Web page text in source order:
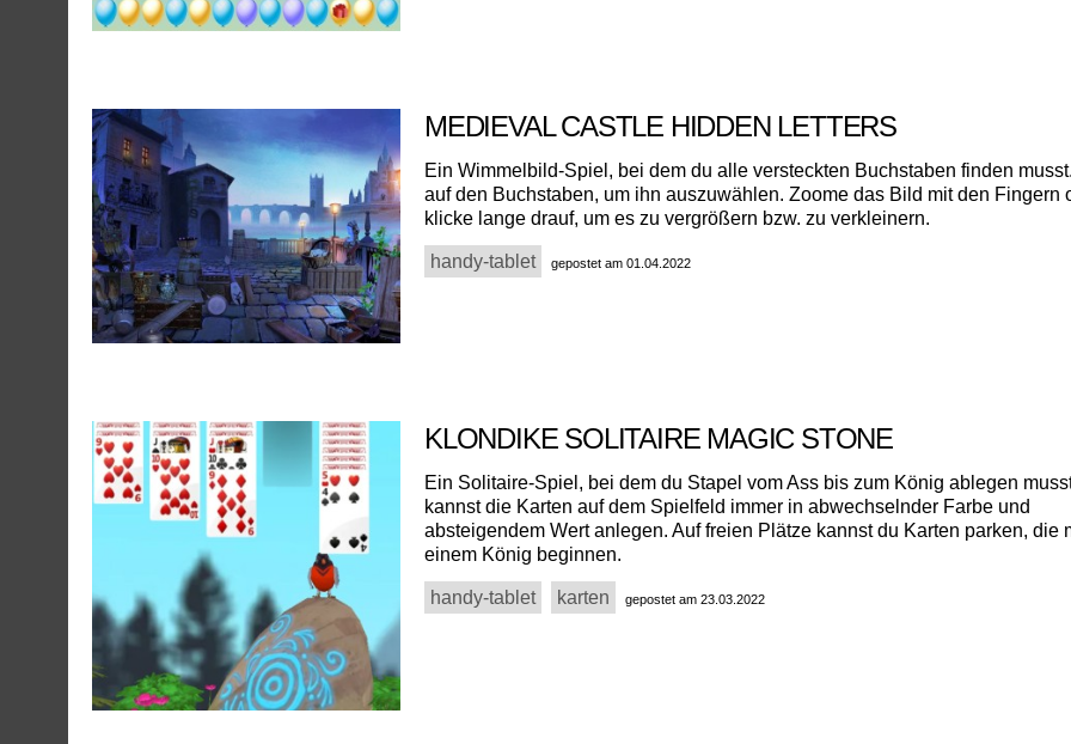
MEDIEVAL CASTLE HIDDEN LETTERS
Ein Wimmelbild-Spiel, bei dem du alle versteckten Buchstaben finden
auf den Buchstaben, um ihn auszuwählen. Zoome das Bild mit den Fingern
klicke lange drauf, um es zu vergrößern bzw. zu verkleinern.
handy-tablet gepostet am 01.04.2022
KLONDIKE SOLITAIRE MAGIC STONE
Ein Solitaire-Spiel, bei dem du Stapel vom Ass bis zum König ablegen
kannst die Karten auf dem Spielfeld immer in abwechselnder Farbe und
absteigendem Wert anlegen. Auf freien Plätze kannst du Karten parken, die
einem König beginnen.
handy-tablet karten gepostet am 23.03.2022